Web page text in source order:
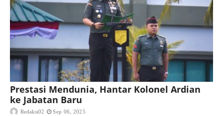
Prestasi Mendunia, Hantar Kolonel Ardian
ke Jabatan Baru
Redaksi02 Sep 06, 2025